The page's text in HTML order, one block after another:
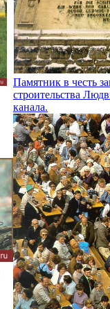
Памятник в честь
строительства
канала.